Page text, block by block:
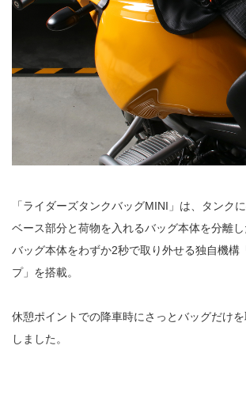
「ライダーズタンクバッグMINI」は、タンク
ベース部分と荷物を入れるバッグ本体を分離
バッグ本体をわずか2秒で取り外せる独自機構
プ」を搭載。
休憩ポイントでの降車時にさっとバッグだけ
しました。